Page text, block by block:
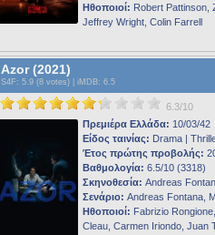
Ηθοποιοί: Robert Pattinson,
Jeffrey Wright, Colin Farrell
Azor (2021)
S4F : 5.9 (8 votes) | iMDB: 6.5
6.3/10
Πρεμιέρα Ελλάδα: 10/03/42
Είδος ταινίας: Drama |
Έτος πρώτης προβολής:
Βαθμολογία: 6.5/10 (3318)
Σκηνοθεσία: Andreas
Σενάριο: Andreas Fontana,
Ηθοποιοί: Fabrizio
Cleau, Carmen Iriondo, Juan